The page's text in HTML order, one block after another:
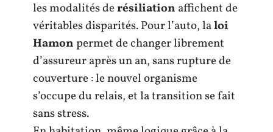
les modalités derésiliation affichent de
véritables disparités. Pour l’auto, laloi
Hamonpermet de changer librement
d’assureur après un an, sans rupture de
couverture : le nouvel organisme
s’occupe du relais, et la transition se fait
sans stress.